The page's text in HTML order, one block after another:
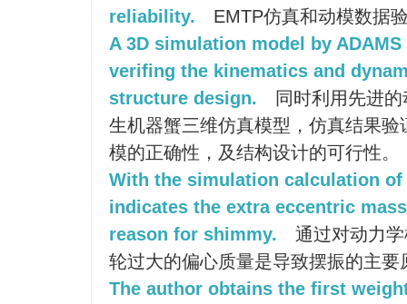
reliability.
EMTP仿真和动模数据
A 3D simulation model by
verifing the kinematics and
structure design.
同时利用先进
生机器蟹三维仿真模型，仿真结果
模的正确性，及结构设计的可行性。
With the simulation calculation
indicates the extra eccentric
reason for shimmy.
通过对动力
轮过大的偏心质量是导致摆振的主要
The author obtains the first